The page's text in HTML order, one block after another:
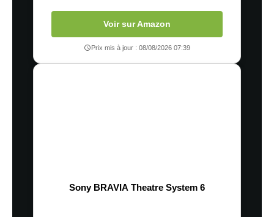
Voir sur Amazon
Prix mis à jour : 08/08/2026 07:39
Sony BRAVIA Theatre System 6